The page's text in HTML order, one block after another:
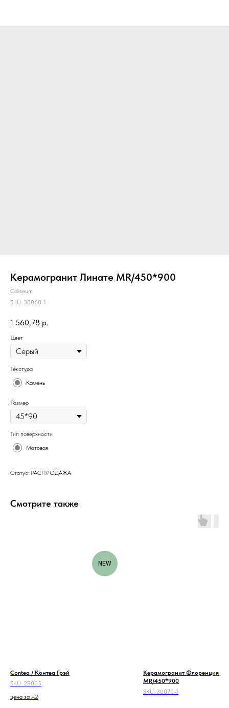
Керамогранит Линате MR/450*900
Coliseum
SKU: 30060-1
1 560,78 р.
Цвет
Текстура
Камень
Размер
Тип поверхности
Матовая
Статус: РАСПРОДАЖА
Смотрите также
NEW
Contea / Контеа Грэй
SKU: 28005
цена за м2
Керамогранит Флоренция
MR/450*900
SKU: 30070-1